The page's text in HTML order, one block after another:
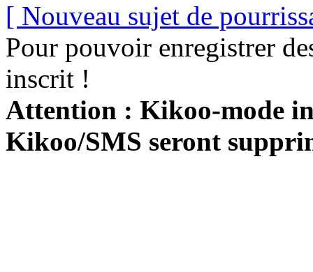
[ Nouveau sujet de
Pour pouvoir enregistrer
inscrit !
Attention : Kikoo-mode
Kikoo/SMS seront